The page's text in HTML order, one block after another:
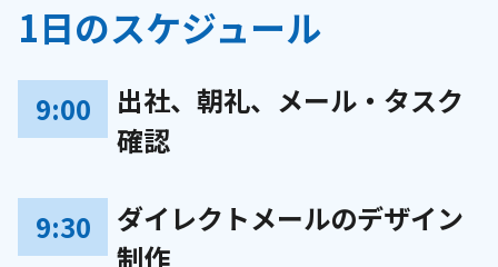
1日のスケジュール
9:00
出社、朝礼、メール・タスク
確認
9:30
ダイレクトメールのデザイン
制作